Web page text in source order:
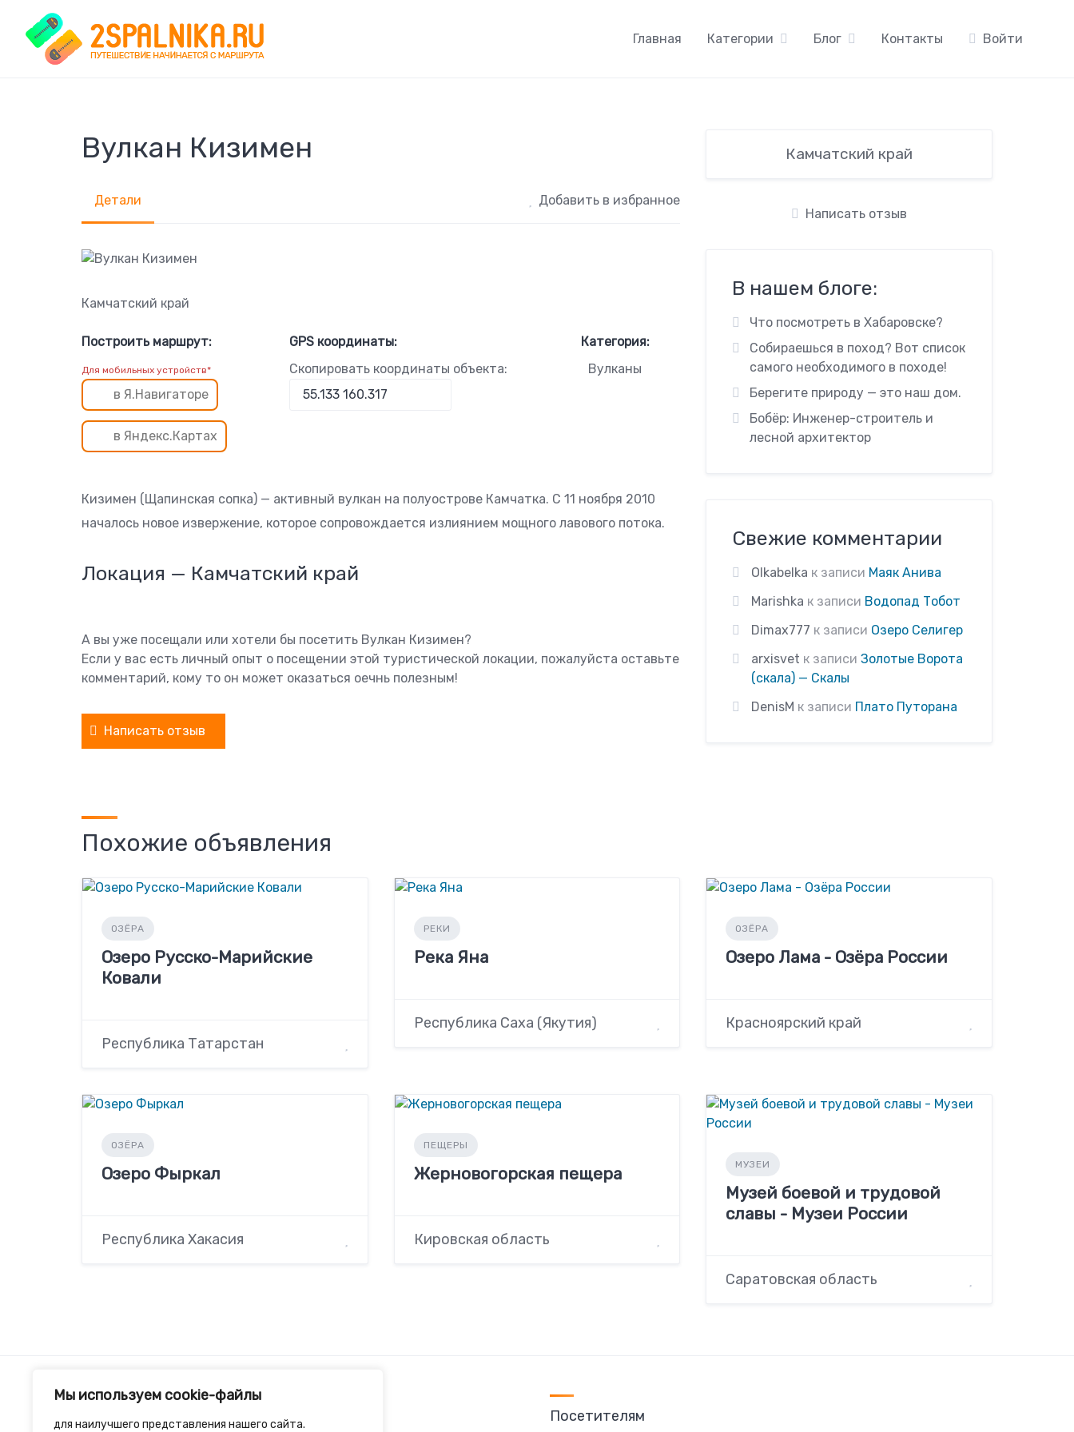
Мы используем cookie-файлы
для наилучшего представления нашего сайта.
content
Главная Категории Блог Контакты Войти
Вулкан Кизимен
Детали Добавить в избранное
Камчатский край
Построить маршрут:
Для мобильных устройств*
в Я.Навигаторе
в Яндекс.Картах
GPS координаты:
Скопировать координаты объекта:
Категория:
Вулканы
Кизимен (Щапинская сопка) — активный вулкан на полуострове Камчатка. С 11 ноября 2010
началось новое извержение, которое сопровождается излиянием мощного лавового потока.
Локация — Камчатский край
А вы уже посещали или хотели бы посетить Вулкан Кизимен?
Если у вас есть личный опыт о посещении этой туристической локации, пожалуйста оставьте
комментарий, кому то он может оказаться оечнь полезным!
Написать отзыв
Камчатский край
Написать отзыв
В нашем блоге:
Что посмотреть в Хабаровске?
Собираешься в поход? Вот список
самого необходимого в походе!
Берегите природу — это наш дом.
Бобёр: Инженер-строитель и
лесной архитектор
Свежие комментарии
Olkabelka к записи Маяк Анива
Marishka к записи Водопад Тобот
Dimax777 к записи Озеро Селигер
arxisvet к записиЗолотые Ворота
(скала) — Скалы
DenisM к записи Плато Путорана
Похожие объявления
ОЗЁРА
Озеро Русско-Марийские
Ковали
Республика Татарстан
РЕКИ
Река Яна
Республика Саха (Якутия)
ОЗЁРА
Озеро Лама - Озёра России
Красноярский край
ОЗЁРА
Озеро Фыркал
Республика Хакасия
ПЕЩЕРЫ
Жерновогорская пещера
Кировская область
МУЗЕИ
Музей боевой и трудовой
славы - Музеи России
Саратовская область
Посетителям